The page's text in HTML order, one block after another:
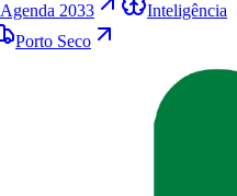
Agenda 2033
Inteligência
Porto Seco